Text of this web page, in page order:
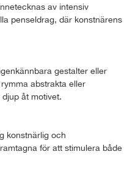
av intensiv
penseldrag, där konstnärens
gestalter eller
abstrakta eller
åt motivet.
konstnärlig och
för att stimulera både